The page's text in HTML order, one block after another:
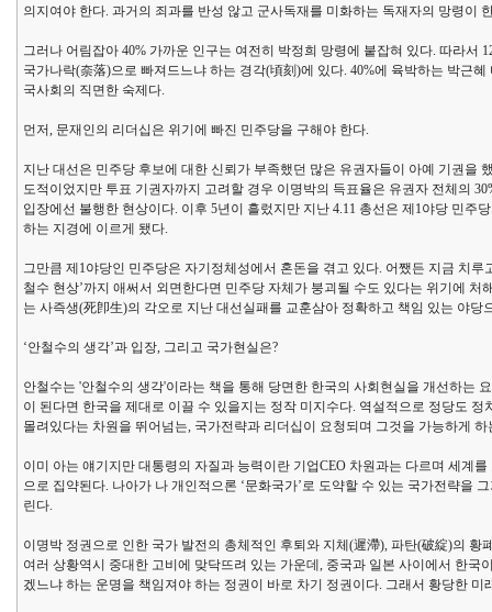
의지여야 한다. 과거의 죄과를 반성 않고 군사독재를 미화하는 독재자의 망령이
그러나 어림잡아 40% 가까운 인구는 여전히 박정희 망령에 붙잡혀 있다. 따라
국가나락(奈落)으로 빠져드느냐 하는 경각(頃刻)에 있다. 40%에 육박하는 박근
국사회의 직면한 숙제다.
먼저, 문재인의 리더십은 위기에 빠진 민주당을 구해야 한다.
지난 대선은 민주당 후보에 대한 신뢰가 부족했던 많은 유권자들이 아예 기권을
도적이었지만 투표 기권자까지 고려할 경우 이명박의 득표율은 유권자 전체의
입장에선 불행한 현상이다. 이후 5년이 흘렀지만 지난 4.11 총선은 제1야당 민
하는 지경에 이르게 됐다.
그만큼 제1야당인 민주당은 자기정체성에서 혼돈을 겪고 있다. 어쨌든 지금 치
철수 현상’까지 애써서 외면한다면 민주당 자체가 붕괴될 수도 있다는 위기에
는 사즉생(死卽生)의 각오로 지난 대선실패를 교훈삼아 정확하고 책임 있는 야
‘안철수의 생각’과 입장, 그리고 국가현실은?
안철수는 '안철수의 생각'이라는 책을 통해 당면한 한국의 사회현실을 개선하는
이 된다면 한국을 제대로 이끌 수 있을지는 정작 미지수다. 역설적으로 정당도
몰려있다는 차원을 뛰어넘는, 국가전략과 리더십이 요청되며 그것을 가능하게
이미 아는 얘기지만 대통령의 자질과 능력이란 기업CEO 차원과는 다르며 세계
으로 집약된다. 나아가 나 개인적으론 ‘문화국가’로 도약할 수 있는 국가전략을
린다.
이명박 정권으로 인한 국가 발전의 총체적인 후퇴와 지체(遲滯), 파탄(破綻)의
여러 상황역시 중대한 고비에 맞닥뜨려 있는 가운데, 중국과 일본 사이에서 한국
겠느냐 하는 운명을 책임져야 하는 정권이 바로 차기 정권이다. 그래서 황당한